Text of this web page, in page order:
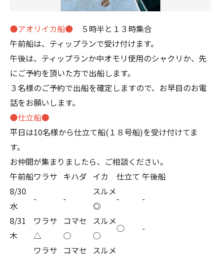
●アオリイカ船● ５時半と１３時集合
午前船は、ティップランで受け付けます。
午後は、ティップランか中オモリ使用のシャクリか、先
にご予約を頂いた方で出船します。
３名様のご予約で出船を確定しますので、お早目のお電
話をお願いします。
●仕立船●
平日は10名様から仕立て船(１８号船)を受け付けてま
す。
お仲間が集まりましたら、ご相談ください。
午前船ワラサ キハダ イカ 仕立て 午後船
8/30
水
- -
スルメ
◎
-
-
8/31
木
ワラサ
△
コマセ
○
スルメ
○
○ -
ワラサ コマセ スルメ